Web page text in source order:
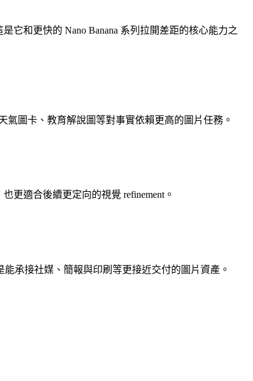
它和更快的 Nano Banana 系列拉開差距的核心能力之
氣圖卡、教育解說圖等對事實依賴更高的圖片任務。
更適合後續更定向的視覺 refinement。
能承接社媒、簡報與印刷等更接近交付的圖片資產。